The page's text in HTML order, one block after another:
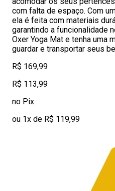
com falta de espaço. Com
ela é feita com materiais
garantindo a funcionalidade
Oxer Yoga Mat e tenha uma
guardar e transportar seus
R$ 169,99
R$ 113,99
no Pix
ou 1x de R$ 119,99